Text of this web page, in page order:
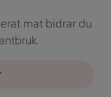
mat bidrar du